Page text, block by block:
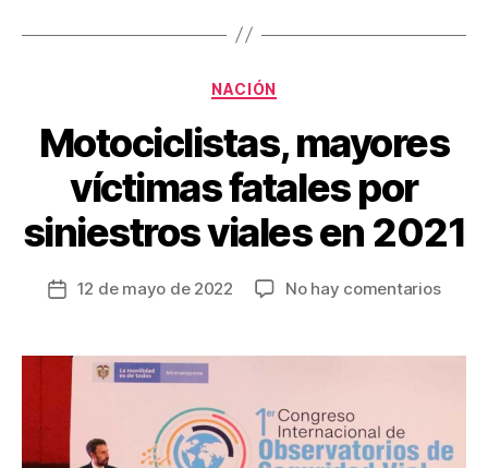
o
Categorías
NACIÓN
Motociclistas, mayores
víctimas fatales por
siniestros viales en 2021
Fecha
entrada
12 de mayo de 2022 No hay comentariosen
viales